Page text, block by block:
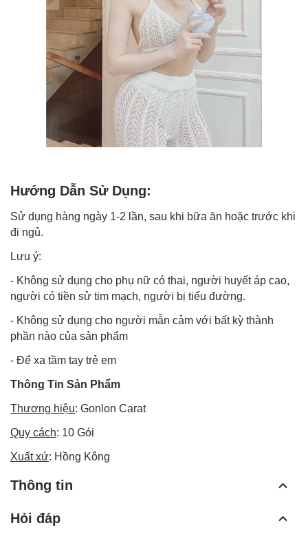
Hướng Dẫn Sử Dụng:
Sử dụng hàng ngày 1-2 lần, sau khi bữa ăn hoặc trước khi
đi ngủ.
Lưu ý:
- Không sử dụng cho phụ nữ có thai, người huyết áp cao,
người có tiền sử tim mạch, người bị tiểu đường.
- Không sử dụng cho người mẫn cảm với bất kỳ thành
phần nào của sản phẩm
- Để xa tầm tay trẻ em
Thông Tin Sản Phẩm
Thương hiệu: Gonlon Carat
Quy cách: 10 Gói
Xuất xứ: Hồng Kông
Thông tin
Hỏi đáp